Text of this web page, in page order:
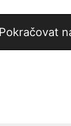
Pokračovat